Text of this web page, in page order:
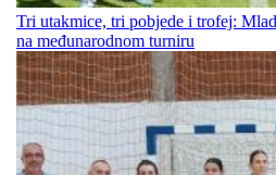
Tri utakmice, tri pobjede i trofej:
na međunarodnom turniru